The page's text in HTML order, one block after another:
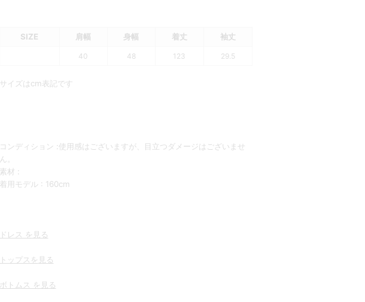
SIZE 肩幅 身幅 着丈 袖丈
40 48 123 29.5
サイズはcm表記です
コンディション :使用感はございますが、目立つダメージはございませ
ん。
素材 :
着用モデル : 160cm
ドレス を見る
トップスを 見る
ボトムス を見る